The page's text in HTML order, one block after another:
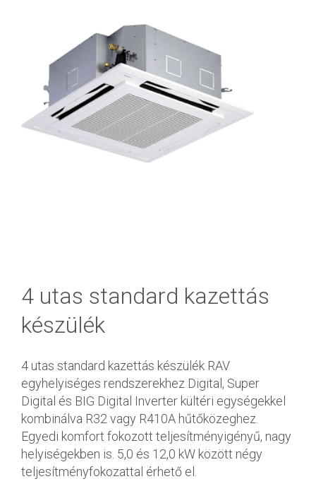
4 utas standard kazettás
készülék
4 utas standard kazettás készülék RAV
egyhelyiséges rendszerekhez Digital, Super
Digital és BIG Digital Inverter kültéri egységekkel
kombinálva R32 vagy R410A hűtőközeghez.
Egyedi komfort fokozott teljesítményigényű, nagy
helyiségekben is. 5,0 és 12,0 kW között négy
teljesítményfokozattal érhető el.